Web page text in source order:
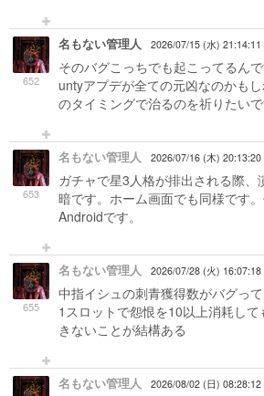
652
名もない管理人 2026/07/15 (水) 21:14:11
そのバグこっちでも起こってるん
untyアプデが全ての元凶なのかも
のタイミングで治るのを祈りたいで
653
名もない管理人 2026/07/16 (木) 20:13:20
ガチャで星3人格が排出される際、
暗です。ホーム画面でも同様です
Androidです。
655
名もない管理人 2026/07/28 (火) 16:07:18
中指イシュの刺青獲得数がバグっ
1スロットで怨恨を10以上消耗し
きないことが結構ある
名もない管理人 2026/08/02 (日) 08:28:12